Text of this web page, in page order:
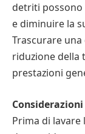
detriti
e diminuire la
Trascurare
riduzione della
prestazioni
Prima di lavare